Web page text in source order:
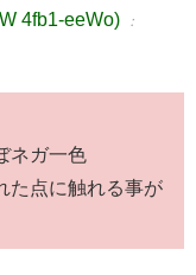
4fb1-eeWo) ：
ネガ一色
た点に触れる事が